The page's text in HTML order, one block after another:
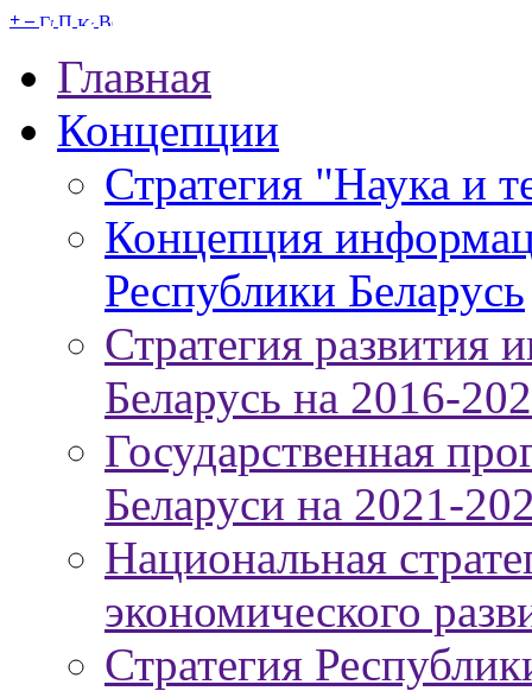
+ –
Главная
Концепции
Стратегия "Наука и
Концепция
Республики Беларусь
Стратегия развития
Беларусь на 2016-
Государственная
Беларуси на 2021-
Национальная
экономического
Стратегия